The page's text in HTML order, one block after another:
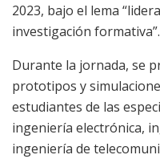
2023, bajo el lema
investigación formativa”.
Durante la jornada, se
prototipos y
estudiantes de las
ingeniería electrónica,
ingeniería de